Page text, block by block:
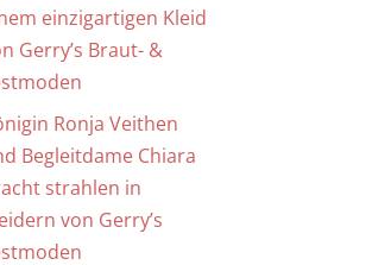
einzigartigen Kleid
Gerry’s Braut- &
Ronja Veithen
Begleitdame Chiara
strahlen in
von Gerry’s